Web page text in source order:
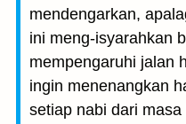
mendengarkan,
ini meng-isyarahkan
mempengaruhi jalan
ingin menenangkan
setiap nabi dari